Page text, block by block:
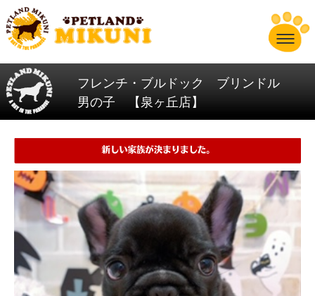
フレンチ・ブルドック ブリンドル
男の子 【泉ヶ丘店】